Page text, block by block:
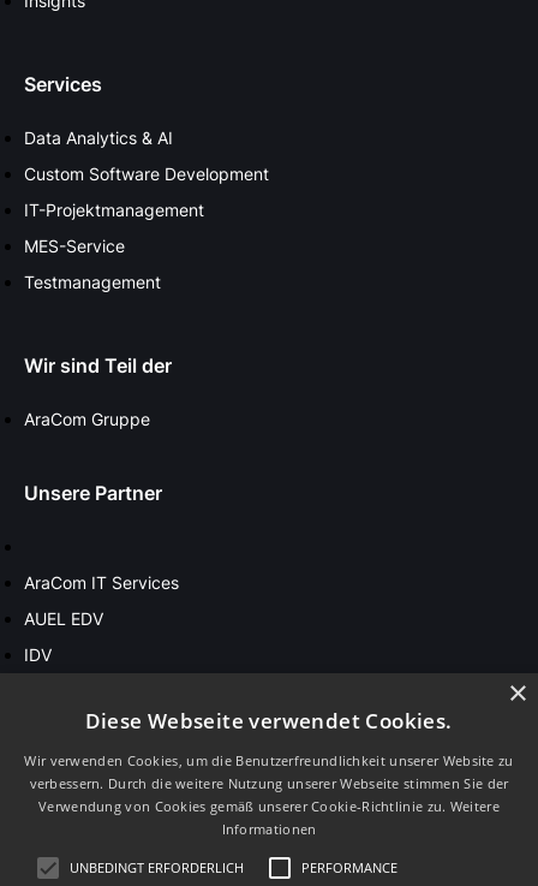
Sprache
Services
Data Analytics & AI
Custom Software Development
IT-Projektmanagement
MES-Service
Testmanagement
Wir sind Teil der
AraCom Gruppe
Unsere Partner
AraCom IT Services
AUEL EDV
IDV
×
Diese Webseite verwendet Cookies.
Wir verwenden Cookies, um die Benutzerfreundlichkeit unserer Website zu
verbessern. Durch die weitere Nutzung unserer Webseite stimmen Sie der
Verwendung von Cookies gemäß unserer Cookie-Richtlinie zu. Weitere
Informationen
UNBEDINGT ERFORDERLICH PERFORMANCE